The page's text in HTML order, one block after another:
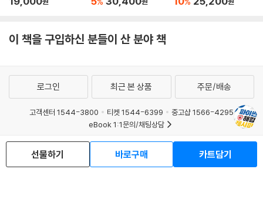
이 책을 구입하신 분들이 산 분야 책
선물하기 바로구매 카트담기
로그인 최근 본 상품 주문/배송
고객센터 1544-3800 티켓 1544-6399
중고샵 1566-4295
eBook 1:1문의/채팅상담
예스이십사(주) 사업자 정보
이용약관
개인정보처리방침
청소년보호정책